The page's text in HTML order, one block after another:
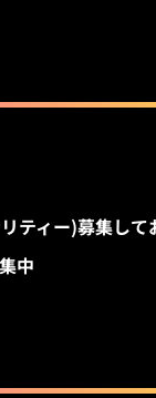
ティー)募集して
中